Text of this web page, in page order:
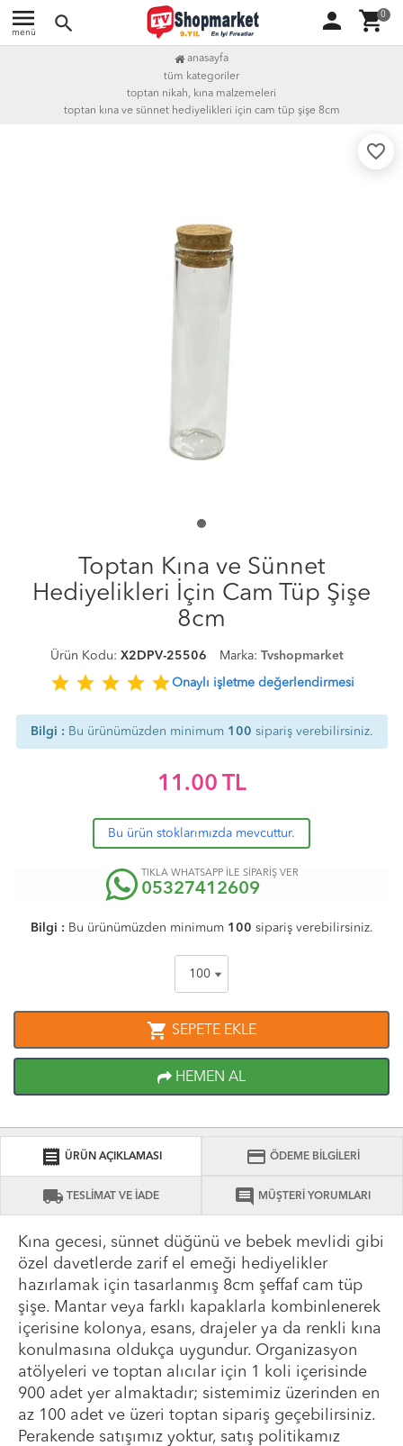
menu
menü search person shopping_cart0
anasayfa
tüm kategoriler
toptan nikah, kına malzemeleri
toptan kına ve sünnet hediyelikleri i̇çin cam tüp şişe 8cm
favorite_border
Toptan Kına ve Sünnet
Hediyelikleri İçin Cam Tüp Şişe
8cm
Ürün Kodu: X2DPV-25506 Marka: Tvshopmarket
star star star star starOnaylı işletme değerlendirmesi
Bilgi : Bu ürünümüzden minimum 100 sipariş verebilirsiniz.
11.00 TL
Bu ürün stoklarımızda mevcuttur.
TIKLA WHATSAPP İLE SİPARİŞ VER
05327412609
Bilgi : Bu ürünümüzden minimum 100 sipariş verebilirsiniz.
shopping_cart SEPETE EKLE
HEMEN AL
receipt ÜRÜN AÇIKLAMASI credit_card ÖDEME BİLGİLERİ
local_shipping TESLİMAT VE İADE comment MÜŞTERİ YORUMLARI
Kına gecesi, sünnet düğünü ve bebek mevlidi gibi
özel davetlerde zarif el emeği hediyelikler
hazırlamak için tasarlanmış 8cm şeffaf cam tüp
şişe. Mantar veya farklı kapaklarla kombinlenerek
içerisine kolonya, esans, drajeler ya da renkli kına
konulmasına oldukça uygundur. Organizasyon
atölyeleri ve toptan alıcılar için 1 koli içerisinde
900 adet yer almaktadır; sistemimiz üzerinden en
az 100 adet ve üzeri toptan sipariş geçebilirsiniz.
Perakende satışımız yoktur, satış politikamız